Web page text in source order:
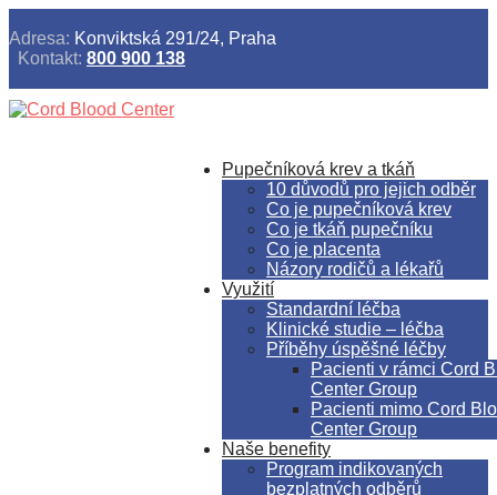
Adresa: Konviktská 291/24, Praha
Kontakt: 800 900 138
Pupečníková krev a tkáň
10 důvodů pro jejich odběr
Co je pupečníková krev
Co je tkáň pupečníku
Co je placenta
Názory rodičů a lékařů
Využití
Standardní léčba
Klinické studie – léčba
Příběhy úspěšné léčby
Pacienti v rámci Cord
Center Group
Pacienti mimo Cord
Center Group
Naše benefity
Program indikovaných
bezplatných odběrů